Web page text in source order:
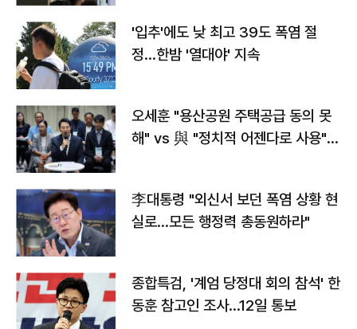
'입추'에도 낮 최고 39도 폭염 절
정…한밤 '열대야' 지속
오세훈 "용산공원 주택공급 동의 못
해" vs 與 "정치적 어젠다로 사용"
李대통령 "외신서 보던 폭염 상황 현
실로…모든 행정력 총동원하라"
종합특검, '계엄 당정대 회의 참석' 한
동훈 참고인 조사...12일 통보